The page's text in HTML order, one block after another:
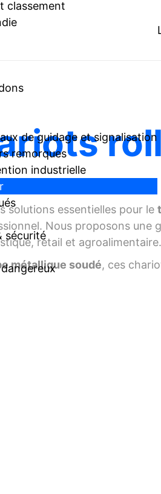
classement
de guidage et signalisation
remorques
industrielle
sécurité
solutions essentielles pour le
Nous proposons une
retail et agroalimentaire.
métallique soudé, ces